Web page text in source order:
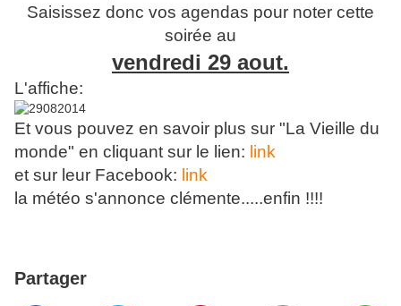
Saisissez donc vos agendas pour noter cette
soirée au
vendredi 29 aout.
L'affiche:
Et vous pouvez en savoir plus sur "La Vieille du
monde" en cliquant sur le lien: link
et sur leur Facebook: link
la météo s'annonce clémente.....enfin !!!!
Partager